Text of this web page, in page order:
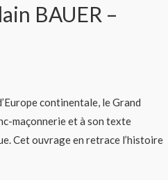
BAUER –
continentale, le Grand
maçonnerie et à son texte
Cet ouvrage en retrace l’histoire